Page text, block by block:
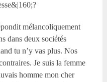
mélancoliquement
dans deux sociétés
tu n’y vas plus. Nos
Je suis la femme
homme mon cher